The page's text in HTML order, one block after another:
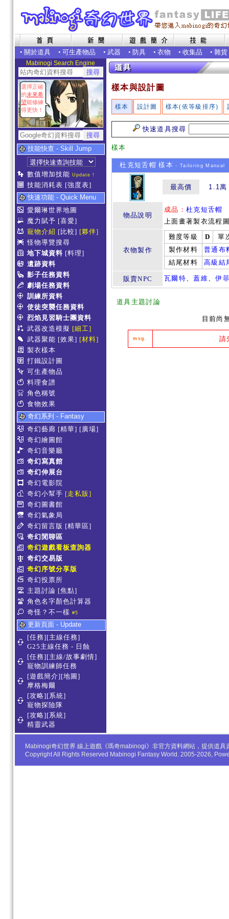
• 關於道具 • 可生產物品 • 武器 • 防具 • 衣物 • 收集品 • 雜貨
Mabinogi Search Engine
選擇正確
的未來希
望能修練
得更快！
技能快查 - Skill Jump
數值增加技能 Update !
技能消耗表 [強度表]
快速功能 - Quick Menu
愛爾琳世界地圖
魔力賦予 [喜愛]
寵物介紹 [比較] [夥伴]
怪物導覽搜尋
地下城資料 [料理]
遺跡資料
影子任務資料
劇場任務資料
訓練所資料
使徒突襲任務資料
烈焰見習騎士團資料
武器改造模擬 [細工]
武器聚能 [效果] [材料]
製衣樣本
打鐵設計圖
可生產物品
料理食譜
角色稱號
食物效果
奇幻系列 - Fantasy
奇幻藝廊 [精華] [廣場]
奇幻繪圖館
奇幻音樂廳
奇幻寫真館
奇幻伸展台
奇幻電影院
奇幻小幫手 [走私販]
奇幻圖書館
奇幻氣象局
奇幻留言版 [精華區]
奇幻閒聊區
奇幻遊戲看板查詢器
奇幻交易版
奇幻序號分享版
奇幻投票所
主題討論 [焦點]
角色名字顏色計算器
奇怪？不一樣 #5
更新頁面 - Update
[任務][主線任務]
G25主線任務 - 日蝕
[任務][主線/故事劇情]
寵物訓練師任務
[遊戲簡介][地圖]
摩格梅爾
[攻略][系統]
寵物探險隊
[攻略][系統]
精靈武器
樣本與設計圖
樣本 設計圖 樣本(依等級排序)
快速道具搜尋
樣本
杜克短舌帽 樣本 - Tailoring Manual
最高價 1.1萬
物品說明
成品： 杜克短舌帽
上面畫著製衣流程
衣物製作
難度等級 D
單
製作材料
普通布
結尾材料
高級結
販賣NPC 瓦爾特、蓋維、伊
道具主題討論
目前尚
msg. 請
Mabinogi奇幻世界 線上遊戲《瑪奇mabinogi》非官方資料網站，提供道
Copyright All Rights Reserved Mabinogi Fantasy World. 2005-2026,